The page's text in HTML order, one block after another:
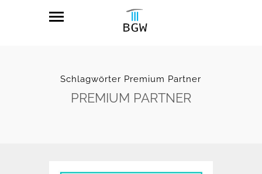
Schlagwörter Premium Partner
PREMIUM PARTNER